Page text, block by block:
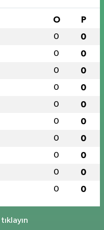
O P
0 0
0 0
0 0
0 0
0 0
0 0
0 0
0 0
0 0
0 0